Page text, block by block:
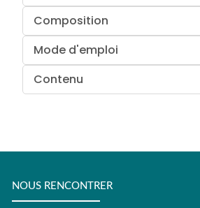
Composition
Mode d'emploi
Contenu
NOUS RENCONTRER